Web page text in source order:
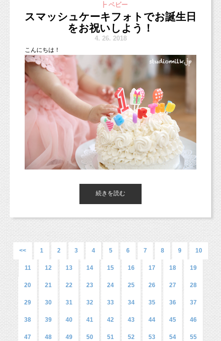
通常靴下を脱いでいただくことが多いですが、
あえて靴下をご家族皆でお揃いにして撮影するのも可愛いですよ
これから撮影のご家族さまはぜひ参考にしてみてくださいね！
こちらお写真の女の子は2歳！
お誕生日は少しすぎちゃったけど、2歳のお誕生日記念に！
ご夫婦のお写真だったり、ママお1人の撮影もできます。
いろいろ撮影して思い出に残しておきましょう（＾＾）
オプションでヘアメイクやマタニティペイント（ベリーペイン
つけることが出来るので、気になるママはご予約時にご相談くだ
ので、
ご都合の合うマタニティさんはぜひ撮影にいらしてくださいね♡
気になっている方も多いかと思います！
今日からゴールデンウィークにかけて、今までに撮影したベビー
ご紹介していきたいと思います（＊＾＾）b
ている方のみ）
5月からスマッシュケーキフォ
トプラン登場！
詳しくは ↓ ↓ ↓こちらからどうぞ↓ ↓ ↓
http://studiomilk.jp/news_dtl/entry/574
お気軽にお問い合わせやご連絡くださいね♪
ケーキ以外の撮影も一緒に紹介していきますね！
こんな感じで撮れるんだぁー、ってかんじで参考にしてみてくだ
ゴールデンウィークはお天気も良さそうですね！！
私は横浜の赤れんが倉庫で今日から開催の、
フリューングスフェストに行きたいなあと思っていますが、
皆さんもゴールデンウィーク楽しんでくださいね♪
┣ ベビー
スマッシュケーキフォトでお誕生日
をお祝いしよう！
4. 26. 2018
こ んにちは！
加奈です！
中央線、総武線、東西線沿線の荻窪、吉祥寺や三鷹、武蔵野市、
西東京市、立川市、小平市、羽村市、
東京都新宿区や中央区、千代田区、世田谷区、港区、江東区、渋
他、千葉県、埼玉県、神奈川県、茨城県、愛知、広島県、新潟県
■各種撮影プラン■
http://studiomilk.jp/price
続きを読む
<< 1 2 3 4 5 6 7 8 9 10
11 12 13 14 15 16 17 18 19
20 21 22 23 24 25 26 27 28
29 30 31 32 33 34 35 36 37
38 39 40 41 42 43 44 45 46
47 48 49 50 51 52 53 54 55